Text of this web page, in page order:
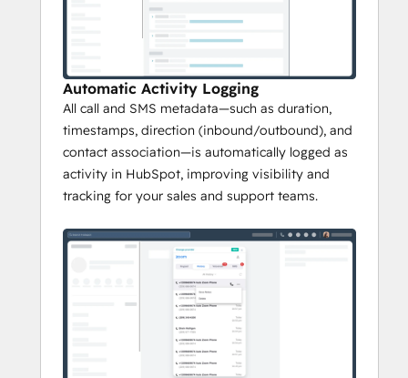
Automatic Activity Logging
All call and SMS metadata—such as duration,
timestamps, direction (inbound/outbound), and
contact association—is automatically logged as
activity in HubSpot, improving visibility and
tracking for your sales and support teams.